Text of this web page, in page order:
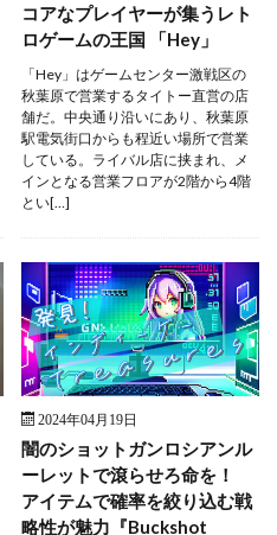
コアなプレイヤーが集うレト
ロゲームの王国 「Hey」
「Hey」はゲームセンター激戦区の
秋葉原で営業するタイトー直営の店
舗だ。中央通り沿いにあり、秋葉原
駅電気街口からも程近い場所で営業
している。ライバル店に挟まれ、メ
インとなる営業フロアが2階から4階
とい[…]
2024年04月19日
闇のショットガンロシアンル
ーレットで滾らせろ命を！
アイテムで確率を絞り込む戦
略性が魅力『Buckshot